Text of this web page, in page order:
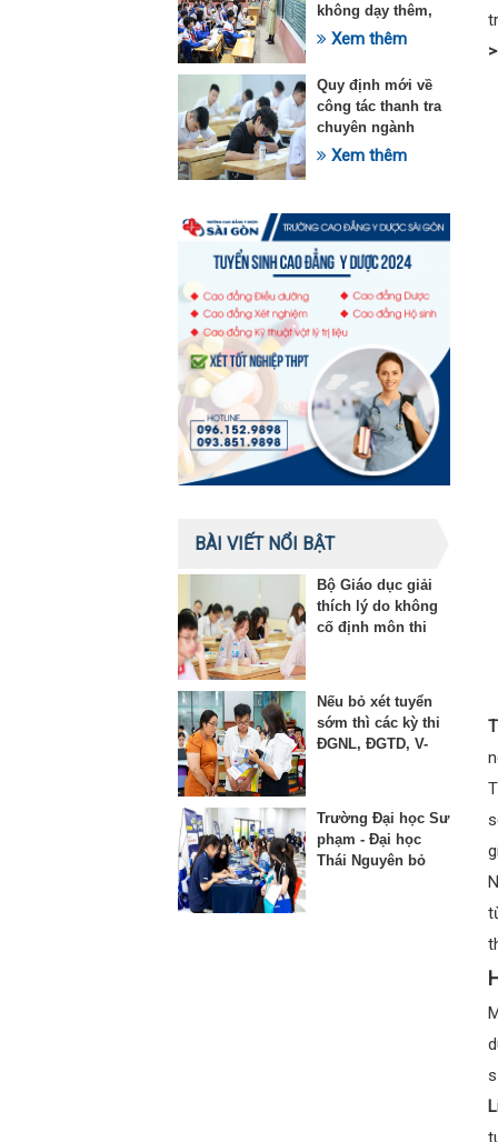
không dạy thêm,
học thêm
Xem thêm
Quy định mới về
công tác thanh tra
chuyên ngành
trong lĩnh vực giáo
Xem thêm
BÀI VIẾT NỔI BẬT
Bộ Giáo dục giải
thích lý do không
cố định môn thi
Nếu bỏ xét tuyển
sớm thì các kỳ thi
ĐGNL, ĐGTD, V-
Trường Đại học Sư
phạm - Đại học
Thái Nguyên bỏ